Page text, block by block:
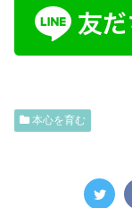
本心を育む